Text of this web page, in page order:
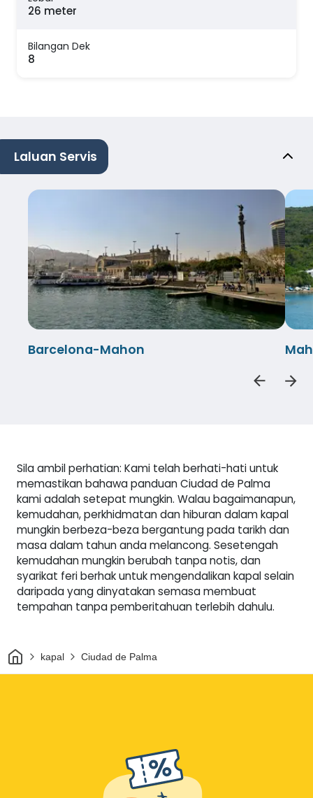
26 meter
Bilangan Dek
8
Laluan Servis
Barcelona-Mahon
Sila ambil perhatian: Kami telah berhati-hati untuk
memastikan bahawa panduan Ciudad de Palma
kami adalah setepat mungkin. Walau bagaimanapun,
kemudahan, perkhidmatan dan hiburan dalam kapal
mungkin berbeza-beza bergantung pada tarikh dan
masa dalam tahun anda melancong. Sesetengah
kemudahan mungkin berubah tanpa notis, dan
syarikat feri berhak untuk mengendalikan kapal selain
daripada yang dinyatakan semasa membuat
tempahan tanpa pemberitahuan terlebih dahulu.
Rumahkapal Ciudad de Palma